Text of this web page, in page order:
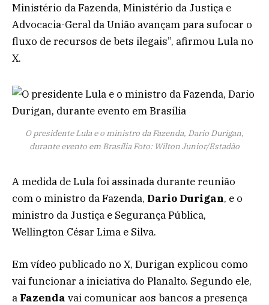
Ministério da Fazenda, Ministério da Justiça e
Advocacia-Geral da União avançam para sufocar o
fluxo de recursos de bets ilegais”, afirmou Lula no
X.
O presidente Lula e o ministro da Fazenda, Dario Durigan,
durante evento em Brasília Foto: Wilton Junior/Estadão
A medida de Lula foi assinada durante reunião
com o ministro da Fazenda, Dario Durigan, e o
ministro da Justiça e Segurança Pública,
Wellington César Lima e Silva.
Em vídeo publicado no X, Durigan explicou como
vai funcionar a iniciativa do Planalto. Segundo ele,
a Fazenda vai comunicar aos bancos a presença